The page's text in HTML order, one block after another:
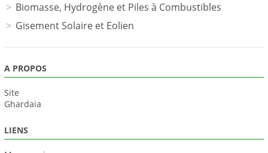
Biomasse, Hydrogène et Piles à Combustibles
Gisement Solaire et Eolien
A PROPOS
Site
Ghardaia
LIENS